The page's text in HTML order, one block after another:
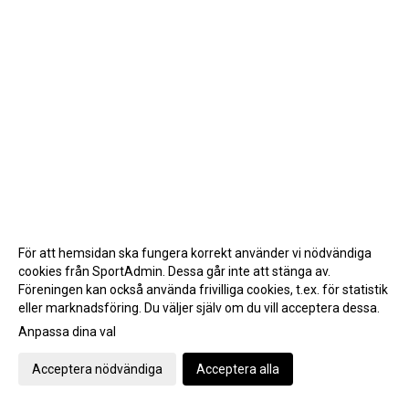
Gå till Webbversion
För att hemsidan ska fungera korrekt använder vi nödvändiga
cookies från SportAdmin. Dessa går inte att stänga av.
Föreningen kan också använda frivilliga cookies, t.ex. för statistik
eller marknadsföring. Du väljer själv om du vill acceptera dessa.
Anpassa dina val
Acceptera nödvändiga Acceptera alla